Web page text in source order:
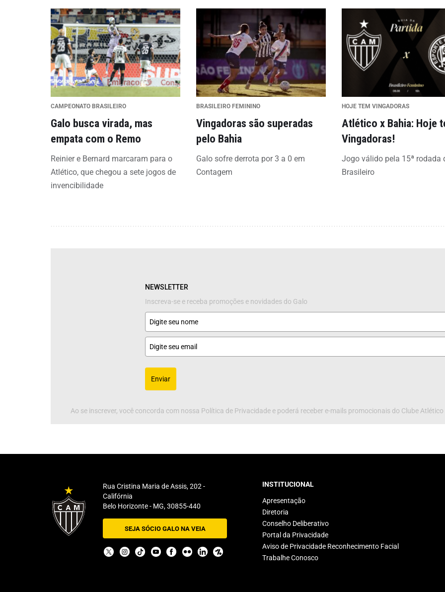
CAMPEONATO BRASILEIRO
Galo busca virada, mas
empata com o Remo
Reinier e Bernard marcaram para o
Atlético, que chegou a sete jogos de
invencibilidade
BRASILEIRO FEMININO
Vingadoras são superadas
pelo Bahia
Galo sofre derrota por 3 a 0 em
Contagem
HOJE TEM VINGADORAS
Atlético x Bahia: Hoje
Vingadoras!
Jogo válido pela 15ª rodada
Brasileiro
NEWSLETTER
Inscreva-se e receba promoções e novidades do Galo
Enviar
Ao se inscrever, você concorda com nossa Política de Privacidade e poderá receber e-mails promocionais do Clube
Rua Cristina Maria de Assis, 202 -
Califórnia
Belo Horizonte - MG, 30855-440
SEJA SÓCIO GALO NA VEIA
INSTITUCIONAL
Apresentação
Diretoria
Conselho Deliberativo
Portal da Privacidade
Aviso de Privacidade Reconhecimento Facial
Trabalhe Conosco